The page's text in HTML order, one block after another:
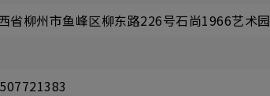
省柳州市鱼峰区柳东路226号石尚1966艺术